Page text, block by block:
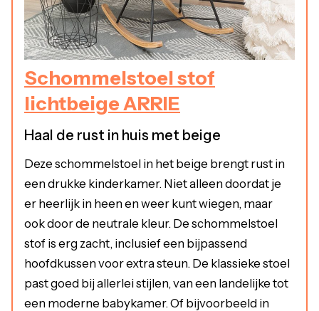
Schommelstoel stof
lichtbeige ARRIE
Haal de rust in huis met beige
Deze schommelstoel in het beige brengt rust in
een drukke kinderkamer. Niet alleen doordat je
er heerlijk in heen en weer kunt wiegen, maar
ook door de neutrale kleur. De schommelstoel
stof is erg zacht, inclusief een bijpassend
hoofdkussen voor extra steun. De klassieke stoel
past goed bij allerlei stijlen, van een landelijke tot
een moderne babykamer. Of bijvoorbeeld in